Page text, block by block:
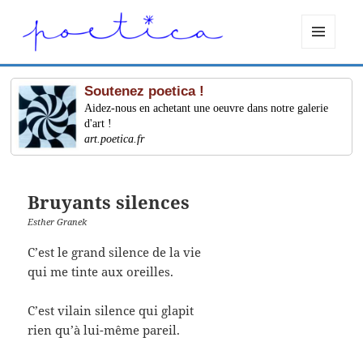
ET
WIDGETS
Soutenez poetica !
Aidez-nous en achetant une oeuvre dans notre galerie
d'art !
art.poetica.fr
Bruyants silences
Esther Granek
C’est le grand silence de la vie
qui me tinte aux oreilles.
C’est vilain silence qui glapit
rien qu’à lui-même pareil.